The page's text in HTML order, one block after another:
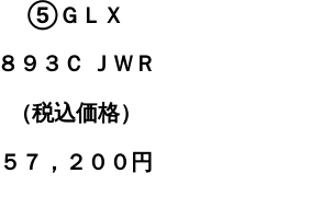
⑤ＧＬＸ
８９３Ｃ ＪＷＲ
（税込価格）
５７，２００円